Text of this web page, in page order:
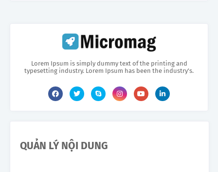
Lorem Ipsum is simply dummy text of the printing and
typesetting industry. Lorem Ipsum has been the industry's.
QUẢN LÝ NỘI DUNG